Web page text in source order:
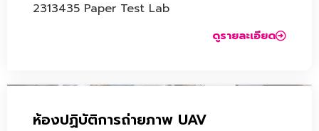
2313435 Paper Test Lab
ดูรายละเอียด
ห้องปฏิบัติการถ่ายภาพ UAV